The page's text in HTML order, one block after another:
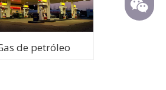
de petróleo